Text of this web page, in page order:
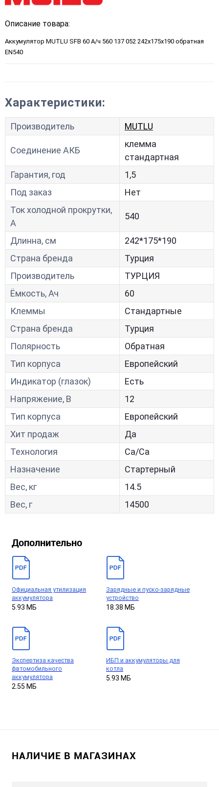
Описание товара:
Аккумулятор MUTLU SFB 60 А/ч 560 137 052 242x175x190 обратная
EN540
Характеристики:
Производитель MUTLU
Соединение АКБ
клемма
стандартная
Гарантия, год
1,5
Под заказ
Нет
Ток холодной прокрутки,
A
540
Длинна, см
242*175*190
Страна бренда
Турция
Производитель
ТУРЦИЯ
Ёмкость, Ач
60
Клеммы
Стандартные
Страна бренда
Турция
Полярность
Обратная
Тип корпуса
Европейский
Индикатор (глазок)
Есть
Напряжение, В
12
Тип корпуса
Европейский
Хит продаж
Да
Технология
Са/Са
Назначение
Стартерный
Вес, кг
14.5
Вес, г
14500
Дополнительно
Официальная утилизация
аккумулятора
5.93 МБ
Зарядные и пуско-зарядные
устройство
18.38 МБ
Экспертиза качества
фвтомобильного
аккумулятора
2.55 МБ
ИБП и аккумуляторы для
котла
5.93 МБ
НАЛИЧИЕ В МАГАЗИНАХ